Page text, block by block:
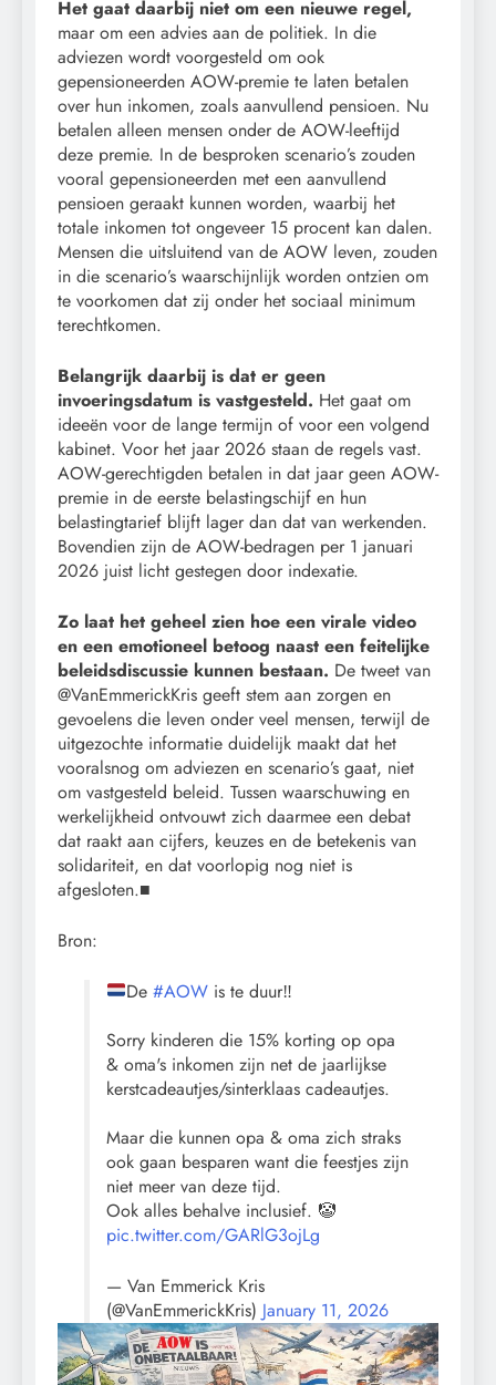
Het gaat daarbij niet om een nieuwe regel,
maar om een advies aan de politiek. In die
adviezen wordt voorgesteld om ook
gepensioneerden AOW-premie te laten betalen
over hun inkomen, zoals aanvullend pensioen. Nu
betalen alleen mensen onder de AOW-leeftijd
deze premie. In de besproken scenario’s zouden
vooral gepensioneerden met een aanvullend
pensioen geraakt kunnen worden, waarbij het
totale inkomen tot ongeveer 15 procent kan dalen.
Mensen die uitsluitend van de AOW leven, zouden
in die scenario’s waarschijnlijk worden ontzien om
te voorkomen dat zij onder het sociaal minimum
terechtkomen.
Belangrijk daarbij is dat er geen
invoeringsdatum is vastgesteld. Het gaat om
ideeën voor de lange termijn of voor een volgend
kabinet. Voor het jaar 2026 staan de regels vast.
AOW-gerechtigden betalen in dat jaar geen AOW-
premie in de eerste belastingschijf en hun
belastingtarief blijft lager dan dat van werkenden.
Bovendien zijn de AOW-bedragen per 1 januari
2026 juist licht gestegen door indexatie.
Zo laat het geheel zien hoe een virale video
en een emotioneel betoog naast een feitelijke
beleidsdiscussie kunnen bestaan. De tweet van
@VanEmmerickKris geeft stem aan zorgen en
gevoelens die leven onder veel mensen, terwijl de
uitgezochte informatie duidelijk maakt dat het
vooralsnog om adviezen en scenario’s gaat, niet
om vastgesteld beleid. Tussen waarschuwing en
werkelijkheid ontvouwt zich daarmee een debat
dat raakt aan cijfers, keuzes en de betekenis van
solidariteit, en dat voorlopig nog niet is
afgesloten.■
Bron:
De#AOW is te duur‼️
Sorry kinderen die 15% korting op opa
& oma's inkomen zijn net de jaarlijkse
kerstcadeautjes/sinterklaas cadeautjes.
Maar die kunnen opa & oma zich straks
ook gaan besparen want die feestjes zijn
niet meer van deze tijd.
Ook alles behalve inclusief. 🤡
pic.twitter.com/GARlG3ojLg
— Van Emmerick Kris
(@VanEmmerickKris) January 11, 2026